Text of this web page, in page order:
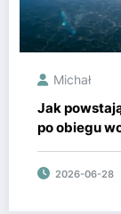
Michał
Jak
po obiegu
2026-06-28